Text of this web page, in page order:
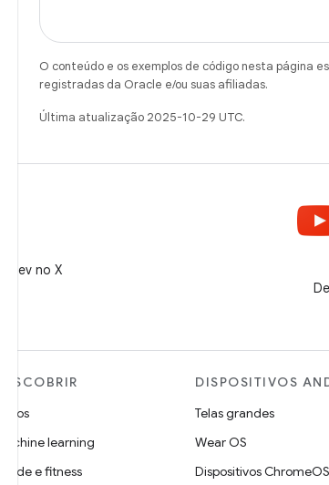
O conteúdo e os exemplos de código nesta página
registradas da Oracle e/ou suas afiliadas.
Última atualização 2025-10-29 UTC.
no X
DESCOBRIR
Jogos
Machine learning
Saúde e fitness
DISPOSITIVOS
Telas grandes
Wear OS
Dispositivos ChromeOS